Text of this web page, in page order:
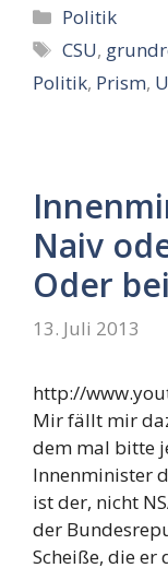
Kategorien
Politik
CSU,
Politik, Prism,
Naiv
Oder
13. Juli 2013
http://
Mir fällt mir
dem mal bitte
Innenminister
ist der, nicht
der
Scheiße, die